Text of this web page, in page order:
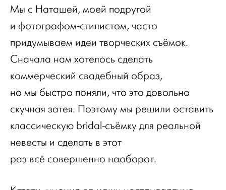
Мы с Наташей, моей подругой
и фотографом-стилистом, часто
придумываем идеи творческих съёмок.
Сначала нам хотелось сделать
коммерческий свадебный образ,
но мы быстро поняли, что это довольно
скучная затея. Поэтому мы решили оставить
классическую bridal-съёмку для реальной
невесты и сделать в этот
раз всё совершенно наоборот.